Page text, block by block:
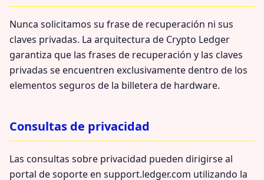
Nunca solicitamos su frase de recuperación ni sus
claves privadas. La arquitectura de Crypto Ledger
garantiza que las frases de recuperación y las claves
privadas se encuentren exclusivamente dentro de los
elementos seguros de la billetera de hardware.
Consultas de privacidad
Las consultas sobre privacidad pueden dirigirse al
portal de soporte en support.ledger.com utilizando la